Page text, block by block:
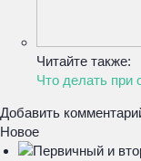
Читайте также:
Что делать при
Добавить
Новое